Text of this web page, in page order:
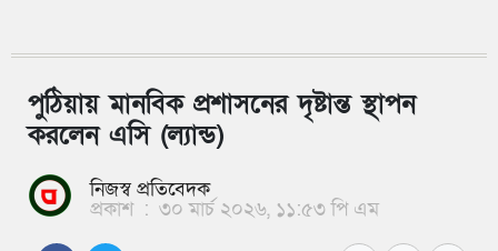
পুঠিয়ায় মানবিক প্রশাসনের দৃষ্টান্ত স্থাপন
করলেন এসি (ল্যান্ড)
নিজস্ব প্রতিবেদক
প্রকাশ : ৩০ মার্চ ২০২৬, ১১:৫৩ পি এম